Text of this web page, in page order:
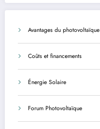
Avantages du photovoltaïque
Coûts et financements
Énergie Solaire
Forum Photovoltaïque